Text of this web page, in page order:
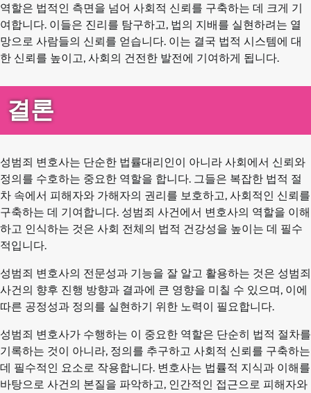
역할은 법적인 측면을 넘어 사회적 신뢰를 구축하는 데 크게 기
여합니다. 이들은 진리를 탐구하고, 법의 지배를 실현하려는 열
망으로 사람들의 신뢰를 얻습니다. 이는 결국 법적 시스템에 대
한 신뢰를 높이고, 사회의 건전한 발전에 기여하게 됩니다.
결론
성범죄 변호사는 단순한 법률대리인이 아니라 사회에서 신뢰와
정의를 수호하는 중요한 역할을 합니다. 그들은 복잡한 법적 절
차 속에서 피해자와 가해자의 권리를 보호하고, 사회적인 신뢰를
구축하는 데 기여합니다. 성범죄 사건에서 변호사의 역할을 이해
하고 인식하는 것은 사회 전체의 법적 건강성을 높이는 데 필수
적입니다.
성범죄 변호사의 전문성과 기능을 잘 알고 활용하는 것은 성범죄
사건의 향후 진행 방향과 결과에 큰 영향을 미칠 수 있으며, 이에
따른 공정성과 정의를 실현하기 위한 노력이 필요합니다.
성범죄 변호사가 수행하는 이 중요한 역할은 단순히 법적 절차를
기록하는 것이 아니라, 정의를 추구하고 사회적 신뢰를 구축하는
데 필수적인 요소로 작용합니다. 변호사는 법률적 지식과 이해를
바탕으로 사건의 본질을 파악하고, 인간적인 접근으로 피해자와